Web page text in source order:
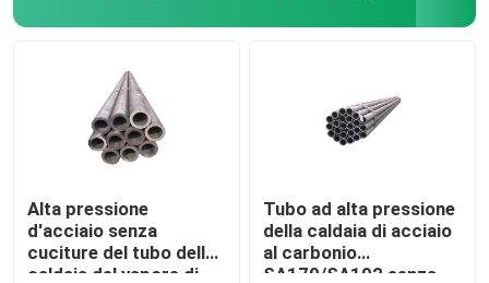
Alta pressione
d'acciaio senza
cuciture del tubo della
caldaia del vapore di
Tubo ad alta pressione
della caldaia di acciaio
al carbonio
SA179/SA192 senza